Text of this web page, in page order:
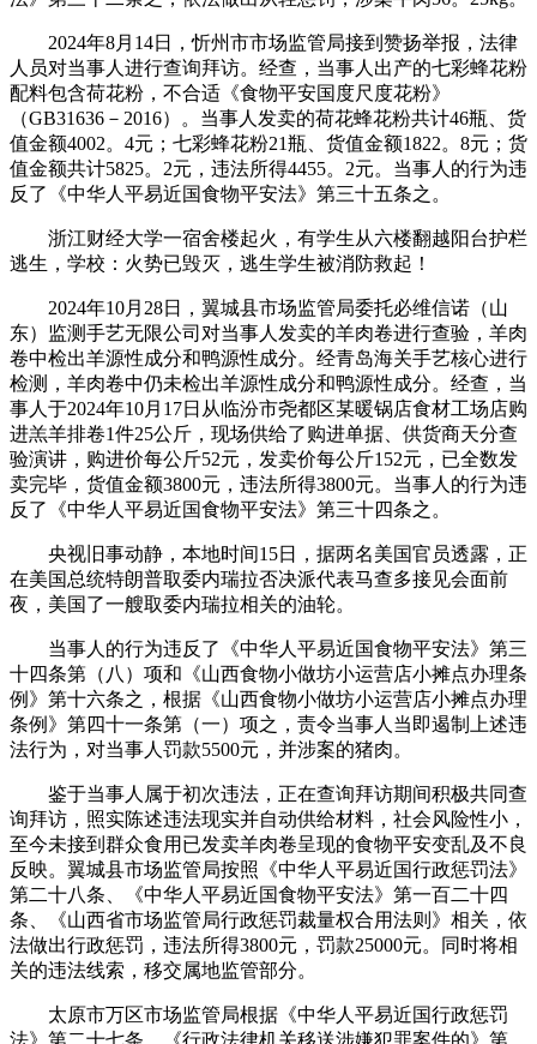
2024年8月14日，忻州市市场监管局接到赞扬举报，法律
人员对当事人进行查询拜访。经查，当事人出产的七彩蜂花粉
配料包含荷花粉，不合适《食物平安国度尺度花粉》
（GB31636－2016）。当事人发卖的荷花蜂花粉共计46瓶、货
值金额4002。4元；七彩蜂花粉21瓶、货值金额1822。8元；货
值金额共计5825。2元，违法所得4455。2元。当事人的行为违
反了《中华人平易近国食物平安法》第三十五条之。
浙江财经大学一宿舍楼起火，有学生从六楼翻越阳台护栏
逃生，学校：火势已毁灭，逃生学生被消防救起！
2024年10月28日，翼城县市场监管局委托必维信诺（山
东）监测手艺无限公司对当事人发卖的羊肉卷进行查验，羊肉
卷中检出羊源性成分和鸭源性成分。经青岛海关手艺核心进行
检测，羊肉卷中仍未检出羊源性成分和鸭源性成分。经查，当
事人于2024年10月17日从临汾市尧都区某暖锅店食材工场店购
进羔羊排卷1件25公斤，现场供给了购进单据、供货商天分查
验演讲，购进价每公斤52元，发卖价每公斤152元，已全数发
卖完毕，货值金额3800元，违法所得3800元。当事人的行为违
反了《中华人平易近国食物平安法》第三十四条之。
央视旧事动静，本地时间15日，据两名美国官员透露，正
在美国总统特朗普取委内瑞拉否决派代表马查多接见会面前
夜，美国了一艘取委内瑞拉相关的油轮。
当事人的行为违反了《中华人平易近国食物平安法》第三
十四条第（八）项和《山西食物小做坊小运营店小摊点办理条
例》第十六条之，根据《山西食物小做坊小运营店小摊点办理
条例》第四十一条第（一）项之，责令当事人当即遏制上述违
法行为，对当事人罚款5500元，并涉案的猪肉。
鉴于当事人属于初次违法，正在查询拜访期间积极共同查
询拜访，照实陈述违法现实并自动供给材料，社会风险性小，
至今未接到群众食用已发卖羊肉卷呈现的食物平安变乱及不良
反映。翼城县市场监管局按照《中华人平易近国行政惩罚法》
第二十八条、《中华人平易近国食物平安法》第一百二十四
条、《山西省市场监管局行政惩罚裁量权合用法则》相关，依
法做出行政惩罚，违法所得3800元，罚款25000元。同时将相
关的违法线索，移交属地监管部分。
太原市万区市场监管局根据《中华人平易近国行政惩罚
法》第二十七条、《行政法律机关移送涉嫌犯罪案件的》第